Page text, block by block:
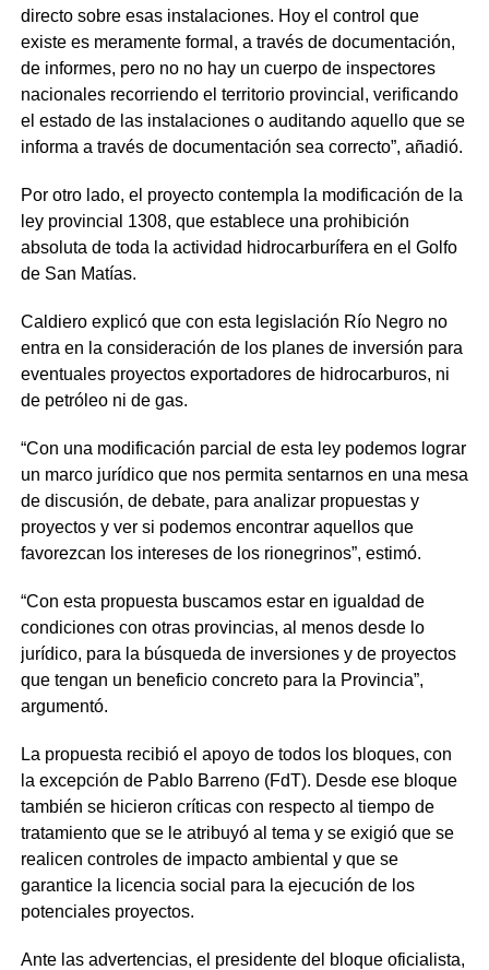
directo sobre esas instalaciones. Hoy el control que
existe es meramente formal, a través de documentación,
de informes, pero no no hay un cuerpo de inspectores
nacionales recorriendo el territorio provincial, verificando
el estado de las instalaciones o auditando aquello que se
informa a través de documentación sea correcto”, añadió.
Por otro lado, el proyecto contempla la modificación de la
ley provincial 1308, que establece una prohibición
absoluta de toda la actividad hidrocarburífera en el Golfo
de San Matías.
Caldiero explicó que con esta legislación Río Negro no
entra en la consideración de los planes de inversión para
eventuales proyectos exportadores de hidrocarburos, ni
de petróleo ni de gas.
“Con una modificación parcial de esta ley podemos lograr
un marco jurídico que nos permita sentarnos en una mesa
de discusión, de debate, para analizar propuestas y
proyectos y ver si podemos encontrar aquellos que
favorezcan los intereses de los rionegrinos”, estimó.
“Con esta propuesta buscamos estar en igualdad de
condiciones con otras provincias, al menos desde lo
jurídico, para la búsqueda de inversiones y de proyectos
que tengan un beneficio concreto para la Provincia”,
argumentó.
La propuesta recibió el apoyo de todos los bloques, con
la excepción de Pablo Barreno (FdT). Desde ese bloque
también se hicieron críticas con respecto al tiempo de
tratamiento que se le atribuyó al tema y se exigió que se
realicen controles de impacto ambiental y que se
garantice la licencia social para la ejecución de los
potenciales proyectos.
Ante las advertencias, el presidente del bloque oficialista,